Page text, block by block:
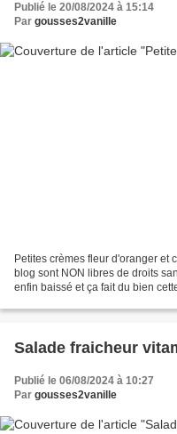
Publié le 20/08/2024 à 15:14
Par gousses2vanille
Petites crèmes fleur d'oranger et
blog sont NON libres de droits
enfin baissé et ça fait du bien
Salade fraicheur
Publié le 06/08/2024 à 10:27
Par gousses2vanille